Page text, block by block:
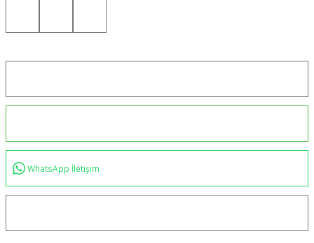
WhatsApp İletişim